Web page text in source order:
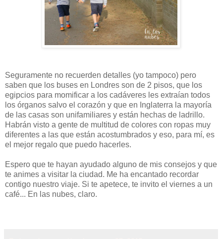
Seguramente no recuerden detalles (yo tampoco) pero
saben que los buses en Londres son de 2 pisos, que los
egipcios para momificar a los cadáveres les extraían todos
los órganos salvo el corazón y que en Inglaterra la mayoría
de las casas son unifamiliares y están hechas de ladrillo.
Habrán visto a gente de multitud de colores con ropas muy
diferentes a las que están acostumbrados y eso, para mí, es
el mejor regalo que puedo hacerles.
Espero que te hayan ayudado alguno de mis consejos y que
te animes a visitar la ciudad. Me ha encantado recordar
contigo nuestro viaje. Si te apetece, te invito el viernes a un
café... En las nubes, claro.